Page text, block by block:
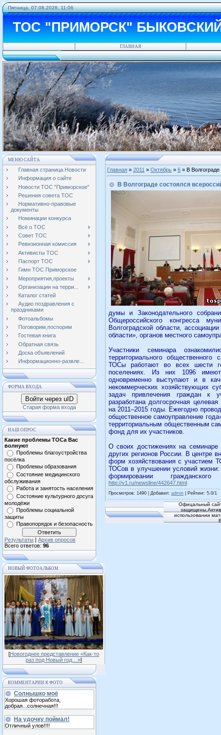
Пятница, 07.08.2026, 11:06
ТОС "ПРИМОРСК"
ГЛАВНАЯ
МЕНЮ САЙТА
Главная страница.Новости
Информация о сайте
Новости ТОС "Приморское"
Решения совета ТОС
Нормативно-правовые
документы
Номинации конкурса
Всё о ТОС
Совет ТОС
Ревизионная комиссия
Активисты ТОС
Паспорт ТОС
Гимн ТОС Приморское
Мероприятия,проекты
Организации на терри...
Каталог статей
Аудио поздравления с
праздниками
Фотоальбомы
Поговорим,поспорим
Гостевая книга
Обратная связь
Доска объявлений
Информационно-развле...
ФОРМА ВХОДА
Войти через uID
Старая форма входа
НАШ ОПРОС
Какие проблемы ТОСа Вас
волнуют
Проблемы благоустройства
посёлка
Проблемы образования
Состояние медицинского
обслуживания
Работа и занятость населения
Состояние культурного досуга
молодёжи
Проблемы социальной
защиты
Правопорядок и безопасность
Результаты | Архив опросов
Всего ответов: 96
НОВЫЙ ФОТОАЛЬБОМ
[Новогоднее представление «Как-то
раз под Новый год…»]
КОММЕНТАРИИ К ФОТО
Солнышко моё
Хорошая фоторабота,
добрая...солнечная!!!
На удочку поймал!
Отличный улов!!!!
Главная » 2011 » Октябрь » 6 » В
В Волгограде состоялся
думы и Законодательного
Общероссийского конгресса
Волгоградской области,
области», органов местного
Участники семинара
территориального
ТОСы работают во всех шести
поселениях. Из них 1096
одновременно выступают и в
некоммерческих хозяйствующих
задач привлечения граждан к
разработана долгосрочная
на 2011–2015 годы. Ежегодно
общественное самоуправление
территориальным общественным
фонд для их участников.
О своих достижениях на семинаре
других регионов России. В центре
форм хозяйствования с участием
ТОСов в улучшении условий
формировании
http://v1.ru/newsline/442647.html
Просмотров: 1490 | Добавил: admin Рейтинг: 5.0/1
Офицальный
использовании